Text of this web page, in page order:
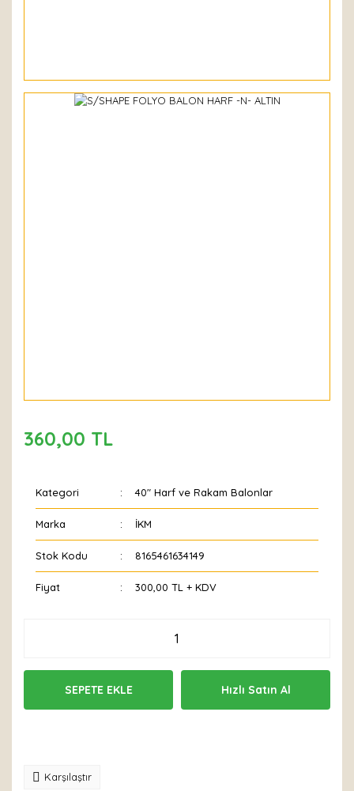
360,00 TL
Kategori 40" Harf ve Rakam Balonlar
Marka İKM
Stok Kodu 8165461634149
Fiyat 300,00 TL + KDV
SEPETE EKLE Hızlı Satın Al
Karşılaştır